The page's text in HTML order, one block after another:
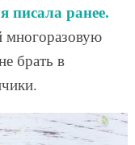
писала ранее.
многоразовую
брать в